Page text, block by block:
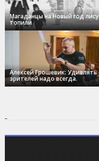
Магаданцы на Новый год лису
топили
Алексей Грошевик: Удивлять
зрителей надо всегда.